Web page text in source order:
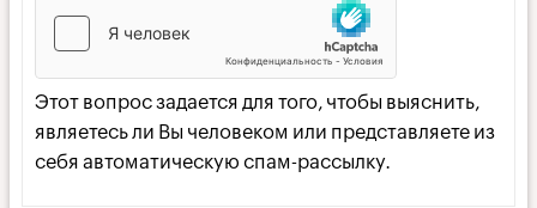
Этот вопрос задается для того, чтобы выяснить,
являетесь ли Вы человеком или представляете из
себя автоматическую спам-рассылку.